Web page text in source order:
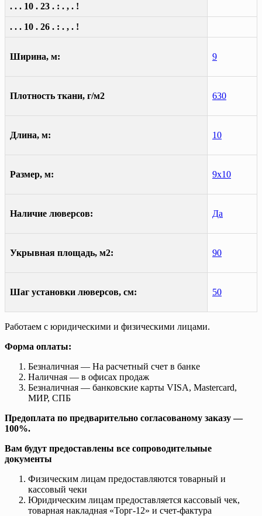
. . . 10 . 23 . : . , . !
. . . 10 . 26 . : . , . !
Ширина, м: 9
Плотность ткани, г/м2 630
Длина, м: 10
Размер, м: 9х10
Наличие люверсов: Да
Укрывная площадь, м2: 90
Шаг установки люверсов, см: 50
Работаем с юридическими и физическими лицами.
Форма оплаты:
Безналичная — На расчетный счет в банке
Наличная — в офисах продаж
Безналичная — банковские карты VISA, Mastercard,
МИР, СПБ
Предоплата по предварительно согласованому заказу —
100%.
Вам будут предоставлены все сопроводительные
документы
Физическим лицам предоставляются товарный и
кассовый чеки
Юридическим лицам предоставляется кассовый чек,
товарная накладная «Торг-12» и счет-фактура